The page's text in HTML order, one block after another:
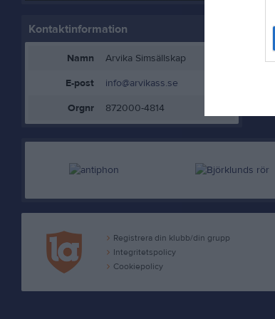
Kontaktinformation
Namn
Arvika Simsällskap
E-post
info@arvikass.se
Orgnr
872000-4814
Registrera din klubb/din grupp
Integritetspolicy
Cookiepolicy